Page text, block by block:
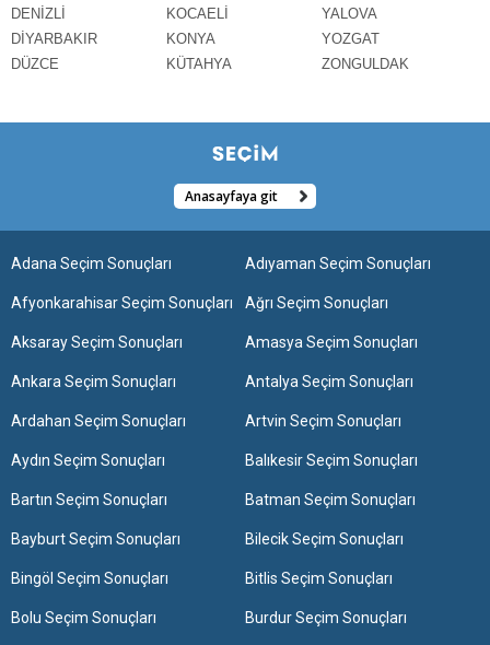
DENİZLİ
DİYARBAKIR
DÜZCE
KOCAELİ
KONYA
KÜTAHYA
YALOVA
YOZGAT
ZONGULDAK
Anasayfaya git
Adana Seçim Sonuçları Adıyaman Seçim Sonuçları
Afyonkarahisar Seçim Sonuçları Ağrı Seçim Sonuçları
Aksaray Seçim Sonuçları Amasya Seçim Sonuçları
Ankara Seçim Sonuçları Antalya Seçim Sonuçları
Ardahan Seçim Sonuçları Artvin Seçim Sonuçları
Aydın Seçim Sonuçları Balıkesir Seçim Sonuçları
Bartın Seçim Sonuçları Batman Seçim Sonuçları
Bayburt Seçim Sonuçları Bilecik Seçim Sonuçları
Bingöl Seçim Sonuçları Bitlis Seçim Sonuçları
Bolu Seçim Sonuçları Burdur Seçim Sonuçları